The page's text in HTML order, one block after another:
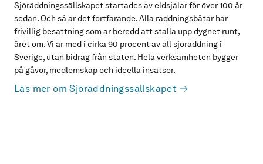
Sjöräddningssällskapet startades av eldsjälar för över 100 år
sedan. Och så är det fortfarande. Alla räddningsbåtar har
frivillig besättning som är beredd att ställa upp dygnet runt,
året om. Vi är med i cirka 90 procent av all sjöräddning i
Sverige, utan bidrag från staten. Hela verksamheten bygger
på gåvor, medlemskap och ideella insatser.
Läs mer om Sjöräddningssällskapet